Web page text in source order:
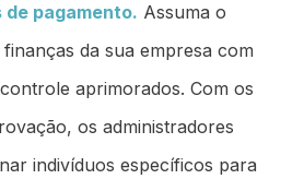
pagamento. Assuma o
da sua empresa com
aprimorados. Com os
os administradores
indivíduos específicos para